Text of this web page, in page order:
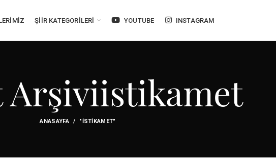
ŞİİR KATEGORİLERİ YOUTUBE INSTAGRAM
Arşiviistikamet
ANASAYFA "ISTIKAMET"